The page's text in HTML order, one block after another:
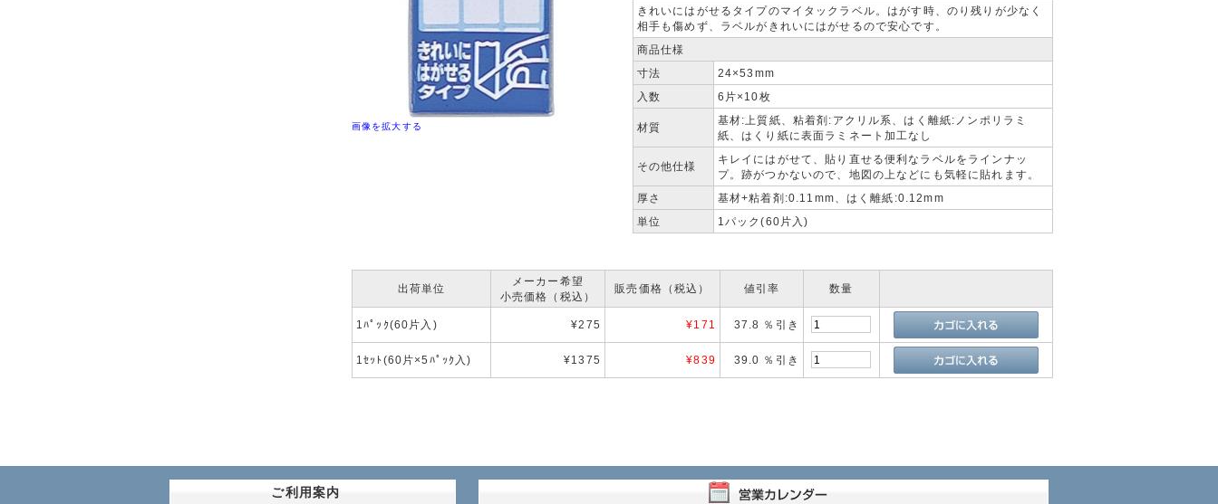
画像を拡大する
きれいにはがせるタイプのマイタックラベル。はがす時、のり残りが少なく
相手も傷めず、ラベルがきれいにはがせるので安心です。
商品仕様
寸法
24×53mm
入数
6片×10枚
材質
基材:上質紙、粘着剤:アクリル系、はく離紙:ノンポリラミ
紙、はくり紙に表面ラミネート加工なし
その他仕様
キレイにはがせて、貼り直せる便利なラベルをラインナッ
プ。跡がつかないので、地図の上などにも気軽に貼れます。
厚さ
基材+粘着剤:0.11mm、はく離紙:0.12mm
単位
1パック(60片入)
出荷単位
メーカー希望
小売価格（税込）
販売価格（税込） 値引率 数量
1ﾊﾟｯｸ(60片入) ¥275 ¥171 37.8 ％引き
1ｾｯﾄ(60片×5ﾊﾟｯｸ入) ¥1375 ¥839 39.0 ％引き
ご利用案内